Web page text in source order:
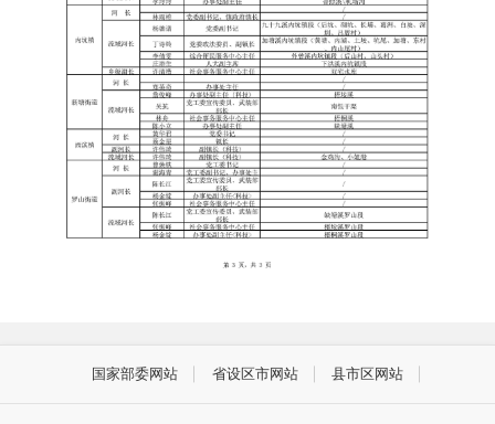
国家部委网站 省设区市网站 县市区网站